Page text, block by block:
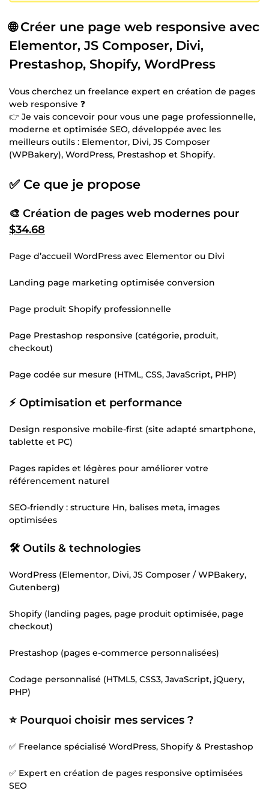
🌐 Créer une page web responsive avec
Elementor, JS Composer, Divi,
Prestashop, Shopify, WordPress
Vous cherchez un freelance expert en création de pages
web responsive ❓
👉 Je vais concevoir pour vous une page professionnelle,
moderne et optimisée SEO, développée avec les
meilleurs outils : Elementor, Divi, JS Composer
(WPBakery), WordPress, Prestashop et Shopify.
✅ Ce que je propose
🎨 Création de pages web modernes pour
$34.68
Page d’accueil WordPress avec Elementor ou Divi
Landing page marketing optimisée conversion
Page produit Shopify professionnelle
Page Prestashop responsive (catégorie, produit,
checkout)
Page codée sur mesure (HTML, CSS, JavaScript, PHP)
⚡ Optimisation et performance
Design responsive mobile-first (site adapté smartphone,
tablette et PC)
Pages rapides et légères pour améliorer votre
référencement naturel
SEO-friendly : structure Hn, balises meta, images
optimisées
🛠️ Outils & technologies
WordPress (Elementor, Divi, JS Composer / WPBakery,
Gutenberg)
Shopify (landing pages, page produit optimisée, page
checkout)
Prestashop (pages e-commerce personnalisées)
Codage personnalisé (HTML5, CSS3, JavaScript, jQuery,
PHP)
⭐ Pourquoi choisir mes services ?
✅ Freelance spécialisé WordPress, Shopify & Prestashop
✅ Expert en création de pages responsive optimisées
SEO